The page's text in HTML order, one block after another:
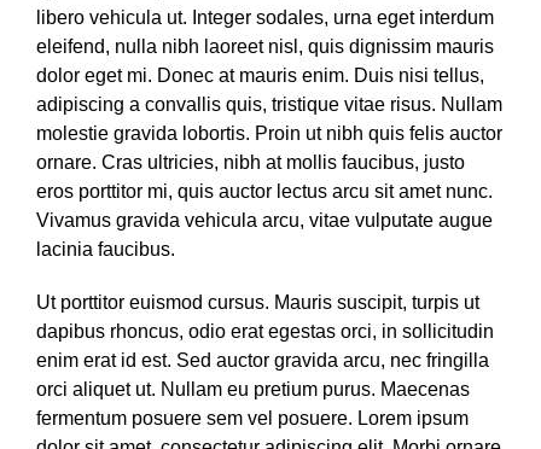
libero vehicula ut. Integer sodales, urna eget interdum
eleifend, nulla nibh laoreet nisl, quis dignissim mauris
dolor eget mi. Donec at mauris enim. Duis nisi tellus,
adipiscing a convallis quis, tristique vitae risus. Nullam
molestie gravida lobortis. Proin ut nibh quis felis auctor
ornare. Cras ultricies, nibh at mollis faucibus, justo
eros porttitor mi, quis auctor lectus arcu sit amet nunc.
Vivamus gravida vehicula arcu, vitae vulputate augue
lacinia faucibus.
Ut porttitor euismod cursus. Mauris suscipit, turpis ut
dapibus rhoncus, odio erat egestas orci, in sollicitudin
enim erat id est. Sed auctor gravida arcu, nec fringilla
orci aliquet ut. Nullam eu pretium purus. Maecenas
fermentum posuere sem vel posuere. Lorem ipsum